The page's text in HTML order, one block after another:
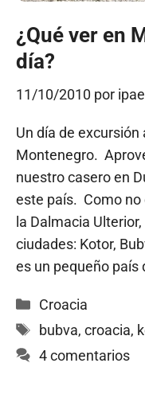
¿Qué ver en
día?
11/10/2010 por
Un día de
Montenegro.
nuestro casero en
este país. Como no
la Dalmacia
ciudades: Kotor,
es un pequeño país
Categorías
Croacia
Etiquetas
bubva, croacia,
4 comentarios